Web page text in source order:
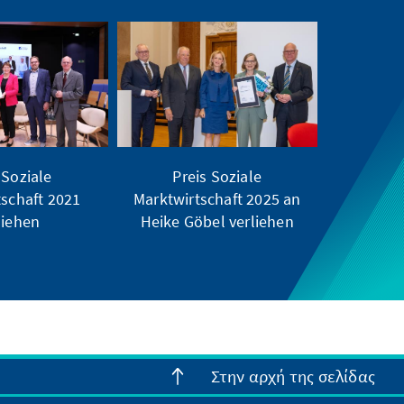
2021
Preis Soziale
Marktwirtschaft 2025 an
Heike Göbel verliehen
Στην αρχή της σελίδας